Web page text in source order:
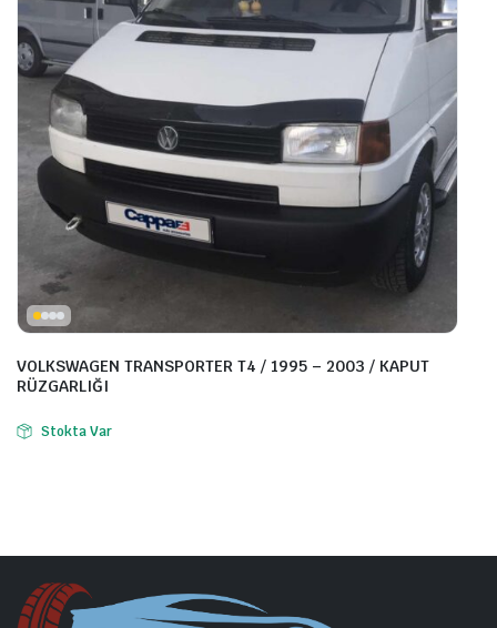
VOLKSWAGEN TRANSPORTER T4 / 1995 – 2003 / KAPUT
RÜZGARLIĞI
Stokta Var